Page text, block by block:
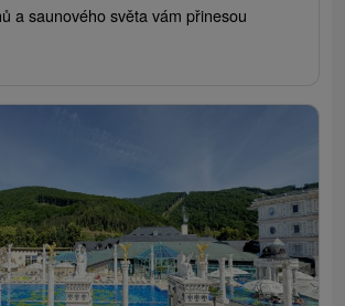
a saunového světa vám přinesou